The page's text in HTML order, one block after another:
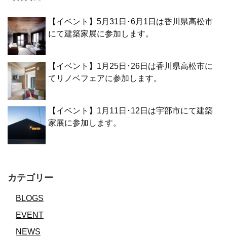
【イベント】5月31日･6月1日は香川県高松市
にて建築家展に参加します。
【イベント】1月25日･26日は香川県高松市に
てリノベフェアに参加します。
【イベント】1月11日･12日は宇部市にて建築
家展に参加します。
カテゴリー
BLOGS
EVENT
NEWS